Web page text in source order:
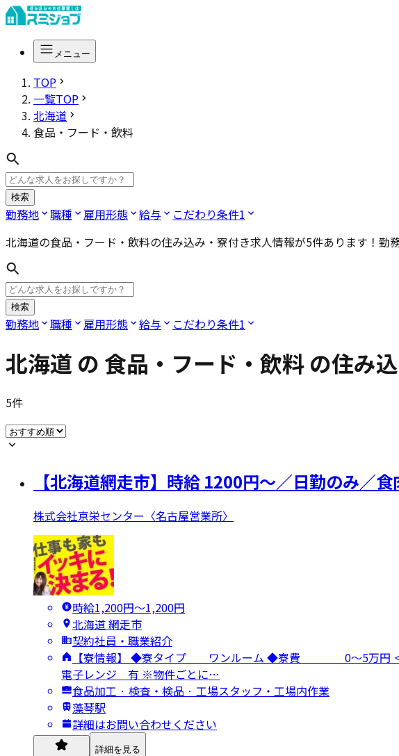
メニュー
TOP
一覧TOP
北海道
食品・フード・飲料
検索
勤務地 職種 雇用形態 給与 こだわり条件1
北海道の食品・フード・飲料の住み込み・寮付き求人情報が5件あります！勤
検索
勤務地 職種 雇用形態 給与 こだわり条件1
北海道 の 食品・フード・飲料の住み
5件
【北海道網走市】時給 1200円～／日勤のみ／
株式会社京栄センター〈名古屋営業所〉
時給1,200円〜1,200円
北海道 網走市
契約社員・職業紹介
【寮情報】 ◆寮タイプ ワンルーム ◆寮費 0～
電子レンジ 有 ※物件ごとに…
食品加工 · 検査・検品 · 工場スタッフ・工場内作業
藻琴駅
詳細はお問い合わせください
詳細を見る